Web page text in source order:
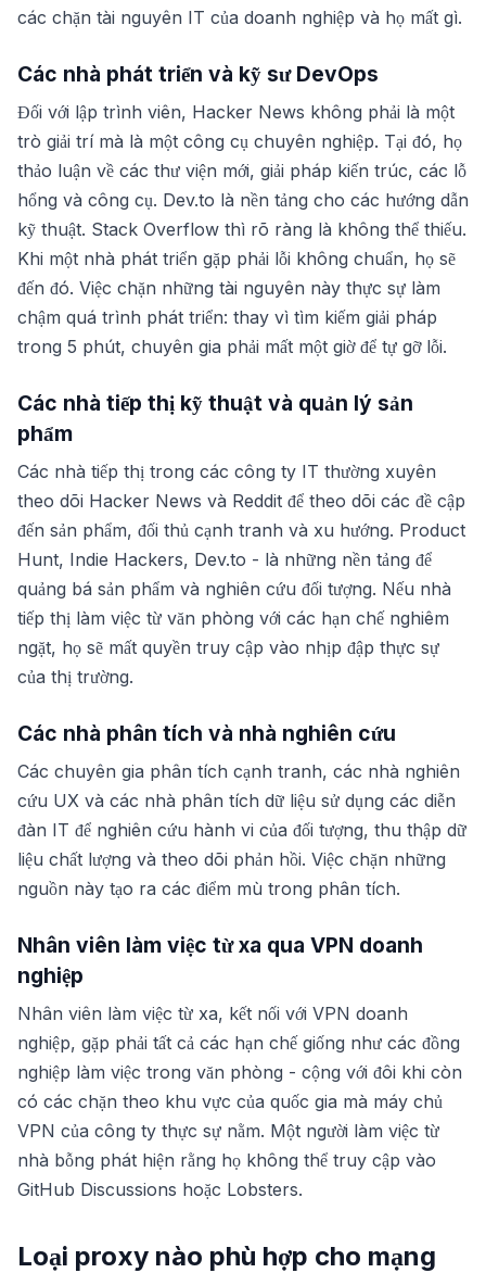
các chặn tài nguyên IT của doanh nghiệp và họ mất gì.
Các nhà phát triển và kỹ sư DevOps
Đối với lập trình viên, Hacker News không phải là một
trò giải trí mà là một công cụ chuyên nghiệp. Tại đó, họ
thảo luận về các thư viện mới, giải pháp kiến trúc, các lỗ
hổng và công cụ. Dev.to là nền tảng cho các hướng dẫn
kỹ thuật. Stack Overflow thì rõ ràng là không thể thiếu.
Khi một nhà phát triển gặp phải lỗi không chuẩn, họ sẽ
đến đó. Việc chặn những tài nguyên này thực sự làm
chậm quá trình phát triển: thay vì tìm kiếm giải pháp
trong 5 phút, chuyên gia phải mất một giờ để tự gỡ lỗi.
Các nhà tiếp thị kỹ thuật và quản lý sản
phẩm
Các nhà tiếp thị trong các công ty IT thường xuyên
theo dõi Hacker News và Reddit để theo dõi các đề cập
đến sản phẩm, đối thủ cạnh tranh và xu hướng. Product
Hunt, Indie Hackers, Dev.to - là những nền tảng để
quảng bá sản phẩm và nghiên cứu đối tượng. Nếu nhà
tiếp thị làm việc từ văn phòng với các hạn chế nghiêm
ngặt, họ sẽ mất quyền truy cập vào nhịp đập thực sự
của thị trường.
Các nhà phân tích và nhà nghiên cứu
Các chuyên gia phân tích cạnh tranh, các nhà nghiên
cứu UX và các nhà phân tích dữ liệu sử dụng các diễn
đàn IT để nghiên cứu hành vi của đối tượng, thu thập dữ
liệu chất lượng và theo dõi phản hồi. Việc chặn những
nguồn này tạo ra các điểm mù trong phân tích.
Nhân viên làm việc từ xa qua VPN doanh
nghiệp
Nhân viên làm việc từ xa, kết nối với VPN doanh
nghiệp, gặp phải tất cả các hạn chế giống như các đồng
nghiệp làm việc trong văn phòng - cộng với đôi khi còn
có các chặn theo khu vực của quốc gia mà máy chủ
VPN của công ty thực sự nằm. Một người làm việc từ
nhà bỗng phát hiện rằng họ không thể truy cập vào
GitHub Discussions hoặc Lobsters.
Loại proxy nào phù hợp cho mạng